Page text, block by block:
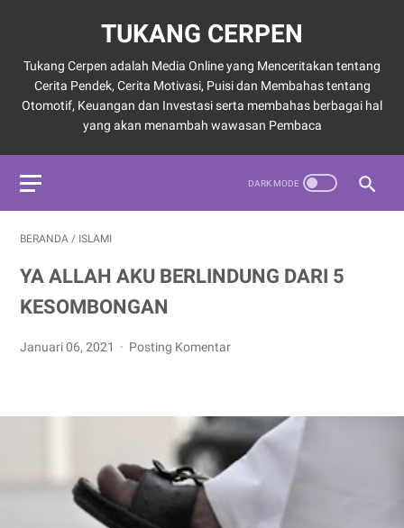
TUKANG CERPEN
Tukang Cerpen adalah Media Online yang Menceritakan tentang
Cerita Pendek, Cerita Motivasi, Puisi dan Membahas tentang
Otomotif, Keuangan dan Investasi serta membahas berbagai hal
yang akan menambah wawasan Pembaca
BERANDA / ISLAMI
YA ALLAH AKU BERLINDUNG DARI 5
KESOMBONGAN
Januari 06, 2021 Posting Komentar